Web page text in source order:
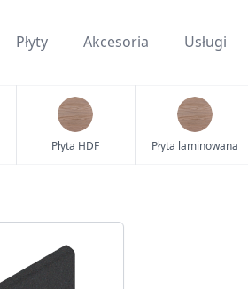
Płyty Akcesoria Usługi
Płyta HDF Płyta laminowana